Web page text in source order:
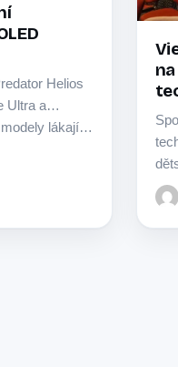
Helios
Ultra a
modely lákají…